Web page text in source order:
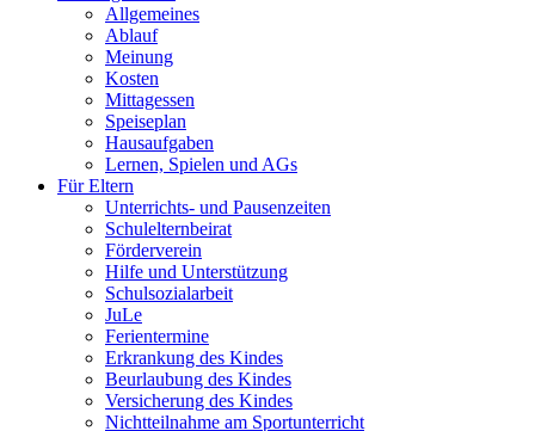
Allgemeines
Ablauf
Meinung
Kosten
Mittagessen
Speiseplan
Hausaufgaben
Lernen, Spielen und AGs
Für Eltern
Unterrichts- und Pausenzeiten
Schulelternbeirat
Förderverein
Hilfe und Unterstützung
Schulsozialarbeit
JuLe
Ferientermine
Erkrankung des Kindes
Beurlaubung des Kindes
Versicherung des Kindes
Nichtteilnahme am Sportunterricht